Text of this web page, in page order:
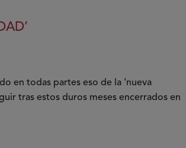
en todas partes eso de la ‘nueva
tras estos duros meses encerrados en